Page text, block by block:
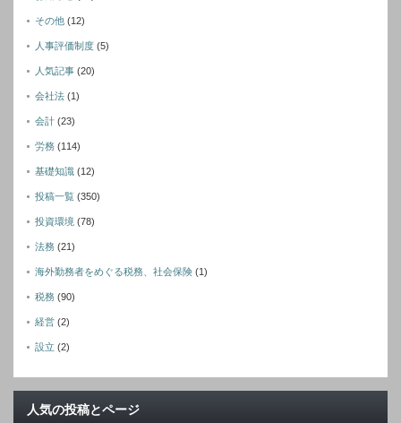
その他 (12)
人事評価制度 (5)
人気記事 (20)
会社法 (1)
会計 (23)
労務 (114)
基礎知識 (12)
投稿一覧 (350)
投資環境 (78)
法務 (21)
海外勤務者をめぐる税務、社会保険 (1)
税務 (90)
経営 (2)
設立 (2)
人気の投稿とページ